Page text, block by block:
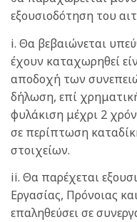
εξουσιοδότηση του
i. Θα βεβαιώνεται
έχουν καταχωρηθεί
αποδοχή των
δήλωση, επί
φυλάκιση μέχρι 2
σε περίπτωση
στοιχείων.
ii. Θα παρέχεται
Εργασίας, Πρόνοιας
επαληθεύσει σε